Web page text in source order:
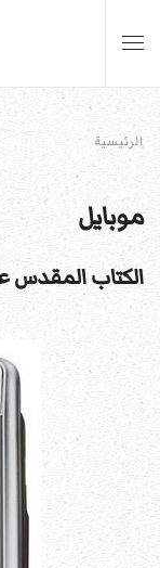
الرئيسية
موبايل
الكتاب المقدس